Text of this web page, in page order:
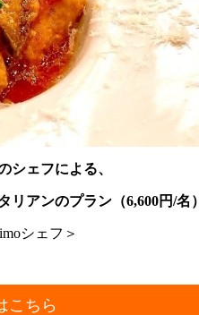
シェフによる、
アンのプラン（6,600円/名）
シェフ＞
こちら